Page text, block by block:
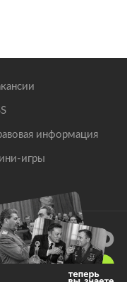
информация
игры